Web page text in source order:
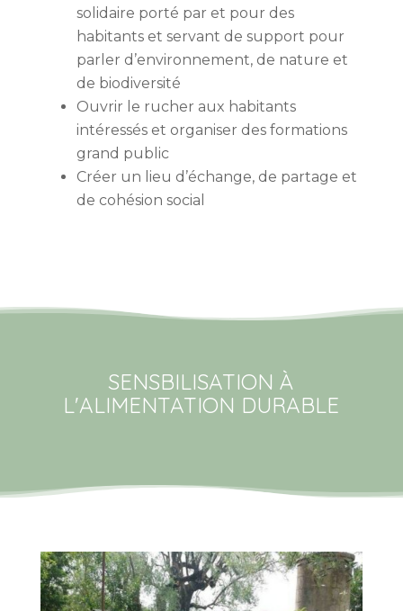
solidaire porté par et pour des
habitants et servant de support pour
parler d’environnement, de nature et
de biodiversité
Ouvrir le rucher aux habitants
intéressés et organiser des formations
grand public
Créer un lieu d’échange, de partage et
de cohésion social
SENSBILISATION À
L'ALIMENTATION DURABLE